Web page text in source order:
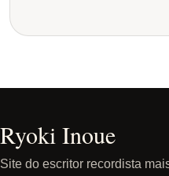
Ryoki Inoue
Site do escritor recordista